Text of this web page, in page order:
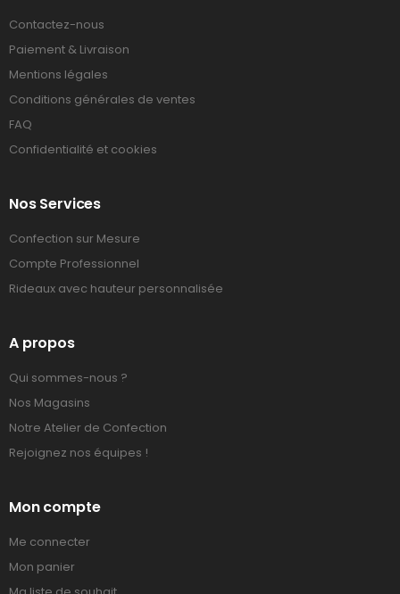
Contactez-nous
Paiement & Livraison
Mentions légales
Conditions générales de ventes
FAQ
Confidentialité et cookies
Nos Services
Confection sur Mesure
Compte Professionnel
Rideaux avec hauteur personnalisée
A propos
Qui sommes-nous ?
Nos Magasins
Notre Atelier de Confection
Rejoignez nos équipes !
Mon compte
Me connecter
Mon panier